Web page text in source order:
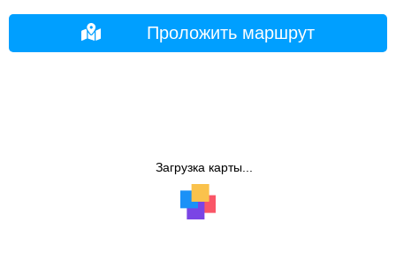
Проложить маршрут
Загрузка карты...